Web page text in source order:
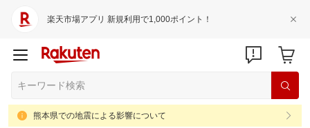
楽天市場アプリ 新規利用で1,000ポイント！
熊本県での地震による影響について